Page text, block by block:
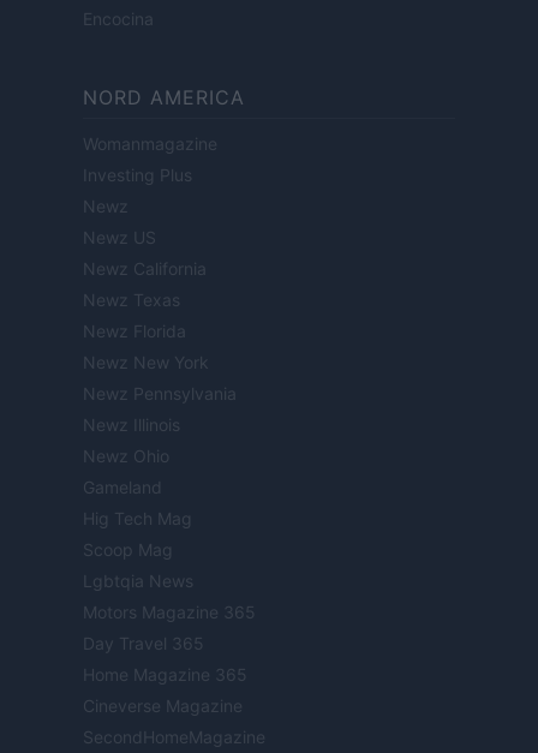
Encocina
NORD AMERICA
Womanmagazine
Investing Plus
Newz
Newz US
Newz California
Newz Texas
Newz Florida
Newz New York
Newz Pennsylvania
Newz Illinois
Newz Ohio
Gameland
Hig Tech Mag
Scoop Mag
Lgbtqia News
Motors Magazine 365
Day Travel 365
Home Magazine 365
Cineverse Magazine
SecondHomeMagazine